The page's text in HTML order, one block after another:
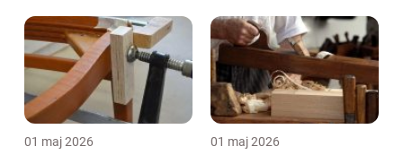
01 maj 2026 01 maj 2026